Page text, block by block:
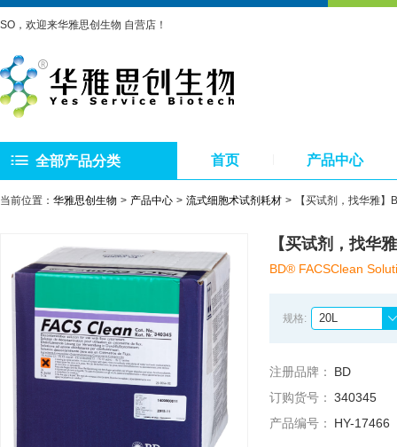
SO，欢迎来华雅思创生物 自营店！
全部产品分类 首页 产品中心
当前位置： 华雅思创生物 产品中心 流式细胞术试剂耗材 【买试剂，找华雅
【买试剂，找华
BD® FACSClean
规格: 20L
注册品牌：
BD
订购货号： 340345
产品编号：
HY-17466